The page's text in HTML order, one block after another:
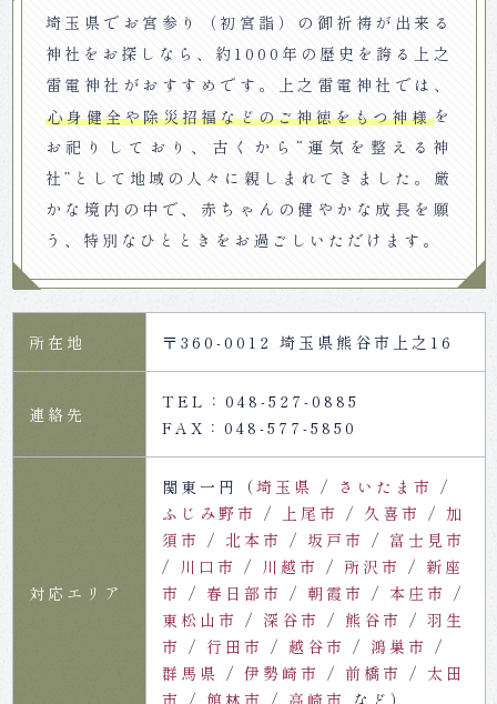
埼玉県でお宮参り（初宮詣）の御祈祷が出来る
神社をお探しなら、約1000年の歴史を誇る上之
雷電神社がおすすめです。上之雷電神社では、
心身健全や除災招福などのご神徳をもつ神様を
お祀りしており、古くから“運気を整える神
社”として地域の人々に親しまれてきました。厳
かな境内の中で、赤ちゃんの健やかな成長を願
う、特別なひとときをお過ごしいただけます。
所在地 〒360-0012 埼玉県熊谷市上之16
連絡先
TEL：048-527-0885
FAX：048-577-5850
対応エリア
関東一円（埼玉県
さいたま市
ふじみ野市
上尾市 久喜市
加
須市
北本市 坂戸市
富士見市
川口市
川越市 所沢市
新座
市
春日部市 朝霞市
本庄市
東松山市
深谷市 熊谷市
羽生
市
行田市 越谷市
鴻巣市
群馬県
伊勢崎市 前橋市
太田